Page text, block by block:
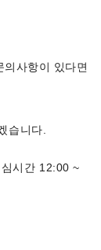
사항이 있다면
습니다.
시간 12:00 ~